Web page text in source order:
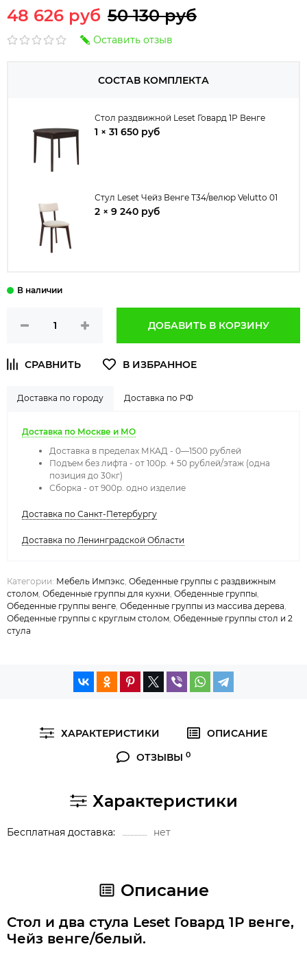
48 626 руб 50 130 руб
Оставить отзыв
СОСТАВ КОМПЛЕКТА
Стол раздвижной Leset Говард 1Р Венге
1 × 31 650 руб
Стул Leset Чейз Венге Т34/велюр Velutto 01
2 × 9 240 руб
ДОБАВИТЬ В КОРЗИНУ
Доставка по городу Доставка по РФ
Доставка по Москве и МО
Доставка в пределах МКАД - 0—1500 рублей
Подъем без лифта - от 100р. + 50 рублей/этаж (одна
позиция до 30кг)
Сборка - от 900р. одно изделие
Доставка по Санкт-Петербургу
Доставка по Ленинградской Области
Категории: Мебель Импэкс Обеденные группы с раздвижным
столом Обеденные группы для кухни Обеденные группы
Обеденные группы венге Обеденные группы из массива дерева
Обеденные группы с круглым столом Обеденные группы стол и 2
стула
ХАРАКТЕРИСТИКИ
ОПИСАНИЕ
ОТЗЫВЫ 0
Характеристики
Бесплатная доставка нет
Описание
Стол и два стула Leset Говард 1Р венге,
Чейз венге/белый.